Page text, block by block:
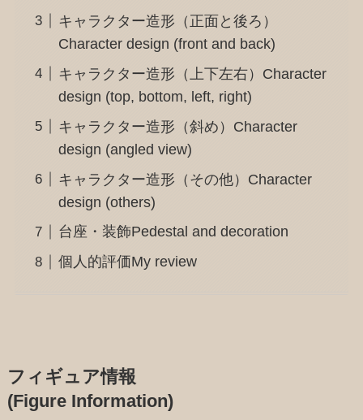
キャラクター造形（正面と後ろ）
Character design (front and back)
キャラクター造形（上下左右）Character
design (top, bottom, left, right)
キャラクター造形（斜め）Character
design (angled view)
キャラクター造形（その他）Character
design (others)
台座・装飾Pedestal and decoration
個人的評価My review
フィギュア情報
(Figure Information)